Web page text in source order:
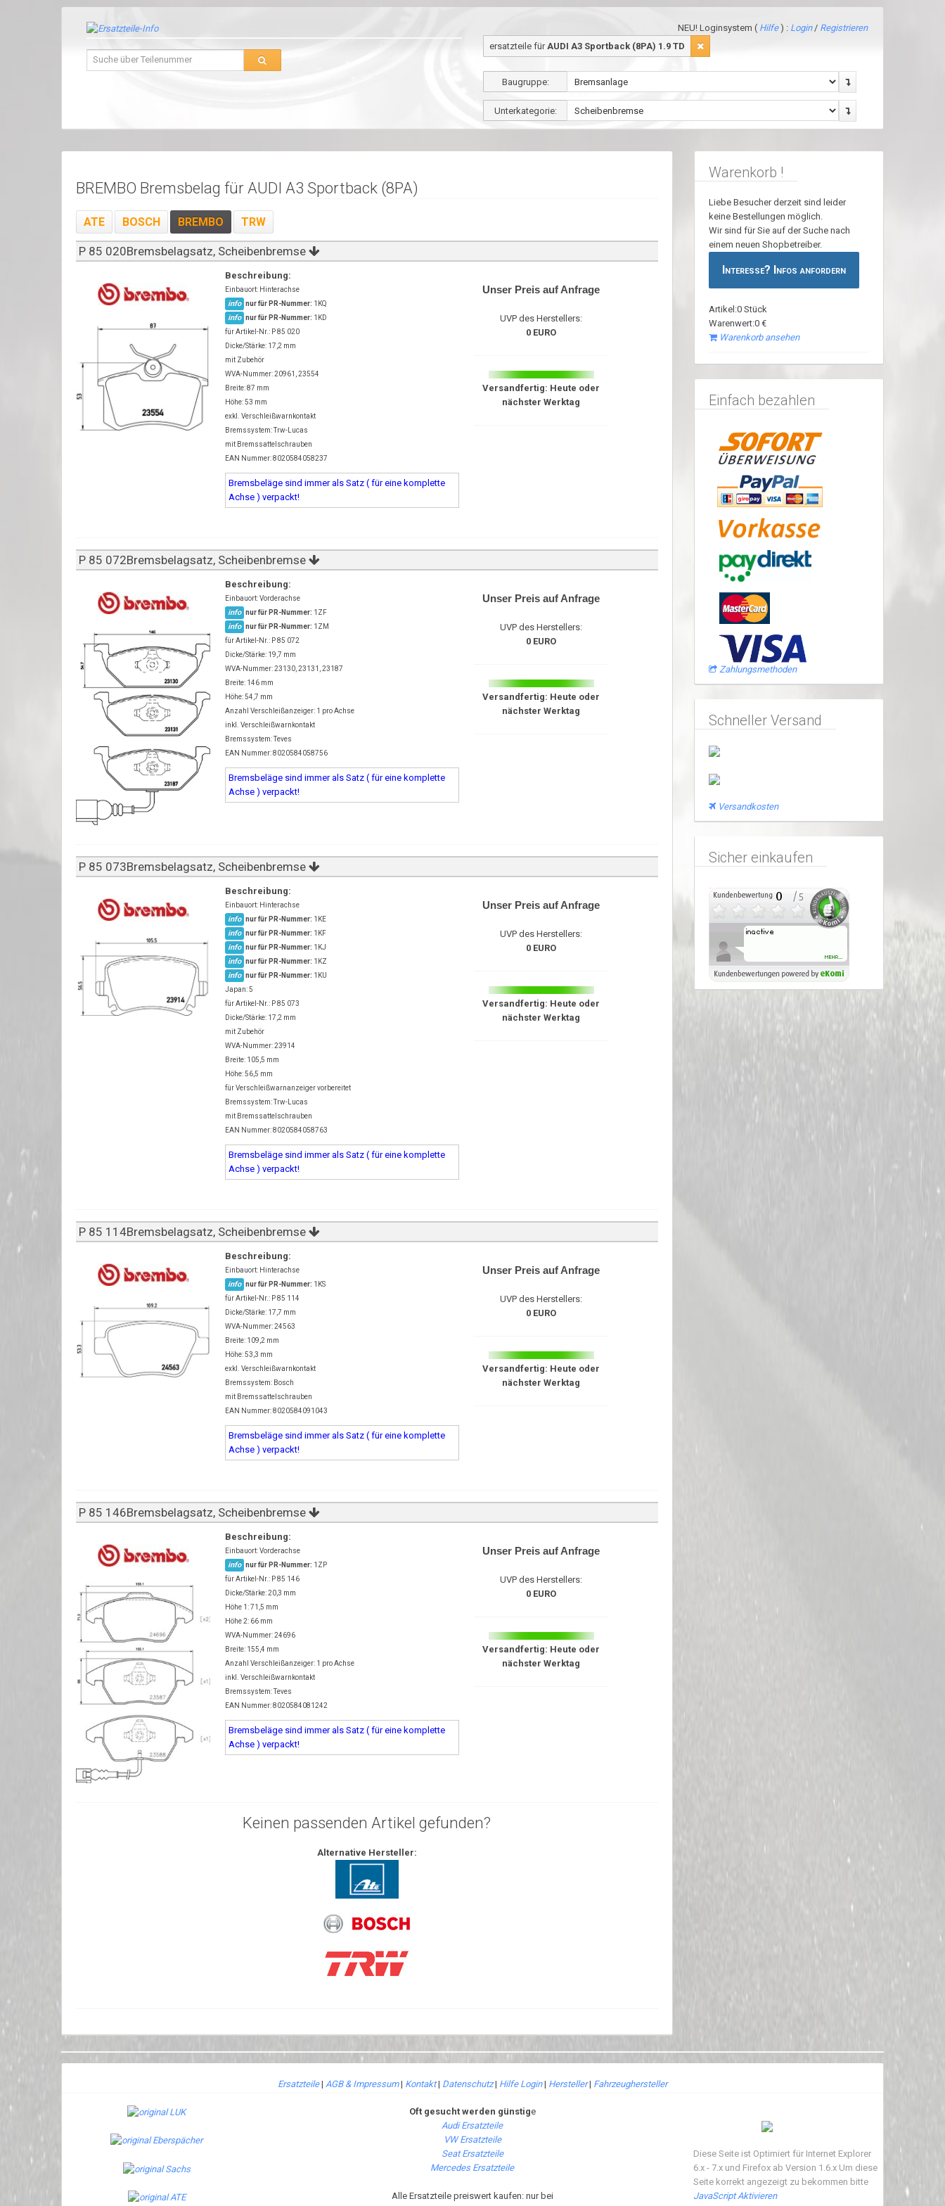
NEU! Loginsystem ( Hilfe) : Login/ Registrieren
ersatzteile fürAUDI A3 Sportback (8PA) 1.9 TD
Baugruppe:
Unterkategorie:
BREMBO Bremsbelag für AUDI A3 Sportback (8PA)
ATE BOSCH BREMBO TRW
P 85 020Bremsbelagsatz, Scheibenbremse
Beschreibung:
Einbauort: Hinterachse
info nur für PR-Nummer: 1KQ
info nur für PR-Nummer: 1KD
für Artikel-Nr.: P 85 020
Dicke/Stärke: 17,2 mm
mit Zubehör
WVA-Nummer: 20961, 23554
Breite: 87 mm
Höhe: 53 mm
exkl. Verschleißwarnkontakt
Bremssystem: Trw-Lucas
mit Bremssattelschrauben
EAN Nummer: 8020584058237
Bremsbeläge sind immer als Satz ( für eine komplette
Achse ) verpackt!
Unser Preis auf Anfrage
UVP des Herstellers:
0 EURO
Versandfertig: Heute oder
nächster Werktag
P 85 072Bremsbelagsatz, Scheibenbremse
Beschreibung:
Einbauort: Vorderachse
info nur für PR-Nummer: 1ZF
info nur für PR-Nummer: 1ZM
für Artikel-Nr.: P 85 072
Dicke/Stärke: 19,7 mm
WVA-Nummer: 23130, 23131, 23187
Breite: 146 mm
Höhe: 54,7 mm
Anzahl Verschleißanzeiger: 1 pro Achse
inkl. Verschleißwarnkontakt
Bremssystem: Teves
EAN Nummer: 8020584058756
Bremsbeläge sind immer als Satz ( für eine komplette
Achse ) verpackt!
Unser Preis auf Anfrage
UVP des Herstellers:
0 EURO
Versandfertig: Heute oder
nächster Werktag
P 85 073Bremsbelagsatz, Scheibenbremse
Beschreibung:
Einbauort: Hinterachse
info nur für PR-Nummer: 1KE
info nur für PR-Nummer: 1KF
info nur für PR-Nummer: 1KJ
info nur für PR-Nummer: 1KZ
info nur für PR-Nummer: 1KU
Japan: 5
für Artikel-Nr.: P 85 073
Dicke/Stärke: 17,2 mm
mit Zubehör
WVA-Nummer: 23914
Breite: 105,5 mm
Höhe: 56,5 mm
für Verschleißwarnanzeiger vorbereitet
Bremssystem: Trw-Lucas
mit Bremssattelschrauben
EAN Nummer: 8020584058763
Bremsbeläge sind immer als Satz ( für eine komplette
Achse ) verpackt!
Unser Preis auf Anfrage
UVP des Herstellers:
0 EURO
Versandfertig: Heute oder
nächster Werktag
P 85 114Bremsbelagsatz, Scheibenbremse
Beschreibung:
Einbauort: Hinterachse
info nur für PR-Nummer: 1KS
für Artikel-Nr.: P 85 114
Dicke/Stärke: 17,7 mm
WVA-Nummer: 24563
Breite: 109,2 mm
Höhe: 53,3 mm
exkl. Verschleißwarnkontakt
Bremssystem: Bosch
mit Bremssattelschrauben
EAN Nummer: 8020584091043
Bremsbeläge sind immer als Satz ( für eine komplette
Achse ) verpackt!
Unser Preis auf Anfrage
UVP des Herstellers:
0 EURO
Versandfertig: Heute oder
nächster Werktag
P 85 146Bremsbelagsatz, Scheibenbremse
Beschreibung:
Einbauort: Vorderachse
info nur für PR-Nummer: 1ZP
für Artikel-Nr.: P 85 146
Dicke/Stärke: 20,3 mm
Höhe 1: 71,5 mm
Höhe 2: 66 mm
WVA-Nummer: 24696
Breite: 155,4 mm
Anzahl Verschleißanzeiger: 1 pro Achse
inkl. Verschleißwarnkontakt
Bremssystem: Teves
EAN Nummer: 8020584081242
Bremsbeläge sind immer als Satz ( für eine komplette
Achse ) verpackt!
Unser Preis auf Anfrage
UVP des Herstellers:
0 EURO
Versandfertig: Heute oder
nächster Werktag
Keinen passenden Artikel gefunden?
Alternative Hersteller:
Warenkorb !
Liebe Besucher derzeit sind leider
keine Bestellungen möglich.
Wir sind für Sie auf der Suche nach
einem neuen Shopbetreiber.
Interesse? Infos anfordern
Artikel:0 Stück
Warenwert:0 €
Warenkorb ansehen
Einfach bezahlen
Zahlungsmethoden
Schneller Versand
Versandkosten
Sicher einkaufen
Ersatzteile| AGB & Impressum| Kontakt| Datenschutz| Hilfe Login| Hersteller| Fahrzeughersteller
Oft gesucht werden günstige
Audi Ersatzteile
VW Ersatzteile
Seat Ersatzteile
Mercedes Ersatzteile
Alle Ersatzteile preiswert kaufen: nur bei
Diese Seite ist Optimiert für Internet Explorer
6.x - 7.x und Firefox ab Version 1.6.x Um diese
Seite korrekt angezeigt zu bekommen bitte
JavaScript Aktivieren